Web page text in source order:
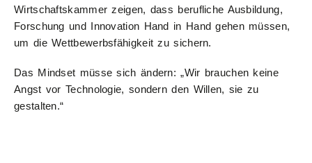
Wirtschaftskammer zeigen, dass berufliche Ausbildung,
Forschung und Innovation Hand in Hand gehen müssen,
um die Wettbewerbsfähigkeit zu sichern.
Das Mindset müsse sich ändern: „Wir brauchen keine
Angst vor Technologie, sondern den Willen, sie zu
gestalten.“